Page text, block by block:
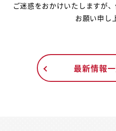
ご迷惑をおかけいたしますが
お願い申し
最新情報